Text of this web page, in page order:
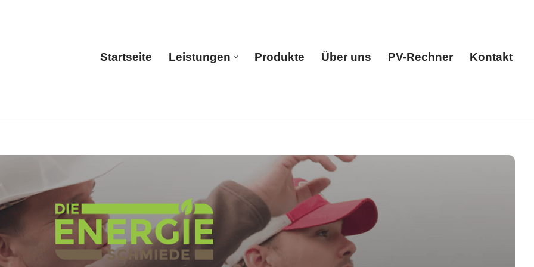
Startseite Leistungen Produkte Über uns PV-Rechner Kontakt